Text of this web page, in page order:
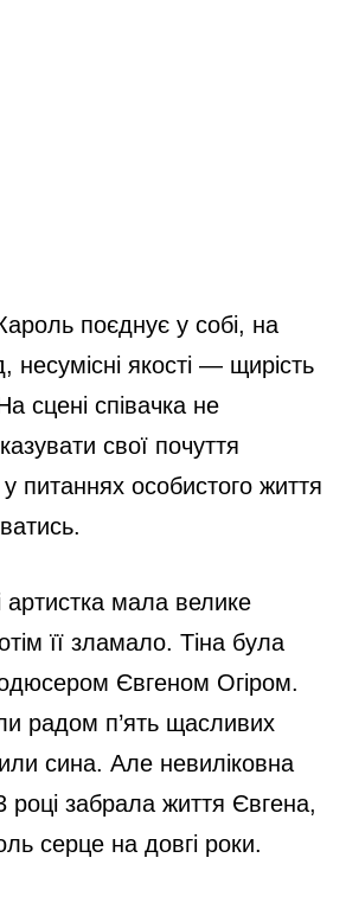
поєднує у собі, на
несумісні якості — щирість
сцені співачка не
свої почуття
питаннях особистого життя
артистка мала велике
її зламало. Тіна була
Євгеном Огіром.
радом п’ять щасливих
сина. Але невиліковна
році забрала життя Євгена,
серце на довгі роки.